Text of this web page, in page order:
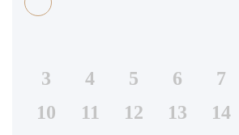
3
4 5 6 7
10
11 12 13 14